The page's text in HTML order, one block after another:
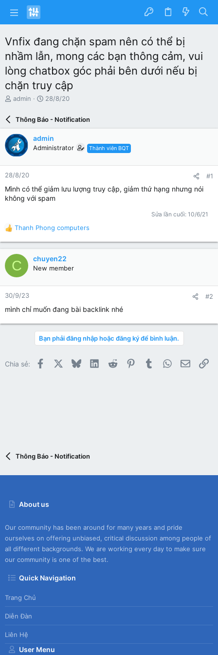
Vnfix đang chặn spam nên có thể bị
nhầm lẫn, mong các bạn thông cảm, vui
lòng chatbox góc phải bên dưới nếu bị
chặn truy cập
N
ư
i
k
h
ở
i
t
o
admin
N
y
ử
i
28/8/20
Thông Báo - Notification
admin
Administrator Thành viên BQT
28/8/20 #1
Mình có thể giảm lưu lượng truy cập, giảm thứ hạng nhưng nói
không với spam
Sửa lần cuối: 10/6/21
R
e
a
c
t
o
n
:
Thanh Phong computers
C chuyen22
New member
30/9/23 #2
mình chỉ muốn đang bài backlink nhé
Bạn phải đăng nhập hoặc đăng ký để bình luận.
Chia sẻ: Facebook BlueskyLinkedInReddit PinterestTumblrWhatsApp
Email
Thông Báo - Notification
About us
Our community has been around for many years and pride
ourselves on offering unbiased, critical discussion among people of
all different backgrounds. We are working every day to make sure
our community is one of the best.
Quick Navigation
Trang Chủ
Diễn Đàn
Liên Hệ
User Menu